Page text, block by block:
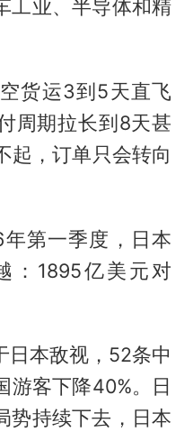
工业、半导体和精
货运3到5天直飞
周期拉长到8天甚
起，订单只会转向
第一季度，日本
：1895亿美元对
日本敌视，52条中
游客下降40%。日
势持续下去，日本